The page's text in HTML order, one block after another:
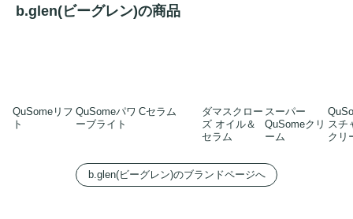
b.glen(ビーグレン)の商品
QuSomeリフ
ト
QuSomeパワ
ーブライト
Cセラム
ダマスクロー
ズ オイル＆
セラム
スーパー
QuSomeクリ
ーム
スチ
クリ
b.glen(ビーグレン)のブランドページへ